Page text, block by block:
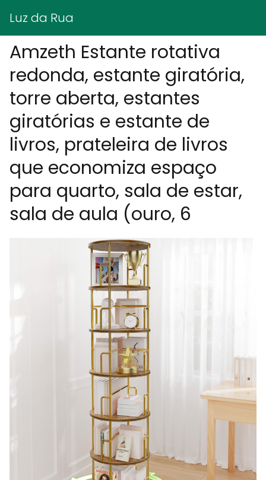
Luz da Rua
Amzeth Estante rotativa
redonda, estante giratória,
torre aberta, estantes
giratórias e estante de
livros, prateleira de livros
que economiza espaço
para quarto, sala de estar,
sala de aula (ouro, 6